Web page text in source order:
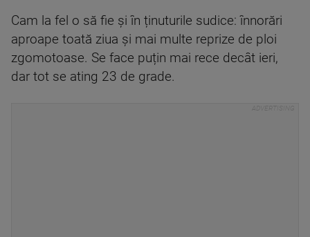
Cam la fel o să fie și în ținuturile sudice: înnorări
aproape toată ziua și mai multe reprize de ploi
zgomotoase. Se face puțin mai rece decât ieri,
dar tot se ating 23 de grade.